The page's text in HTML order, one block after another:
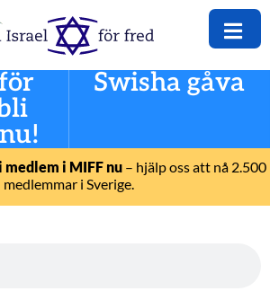
Swisha gåva
i MIFF nu– hjälp oss att nå 2.500
medlemmar i Sverige.